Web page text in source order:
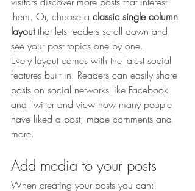
them. Or, choose a classic single column
layout that lets readers scroll down and
see your post topics one by one.
Every layout comes with the latest social
features built in. Readers can easily share
posts on social networks like Facebook
and Twitter and view how many people
have liked a post, made comments and
more.
Add media to your posts
When creating your posts you can: